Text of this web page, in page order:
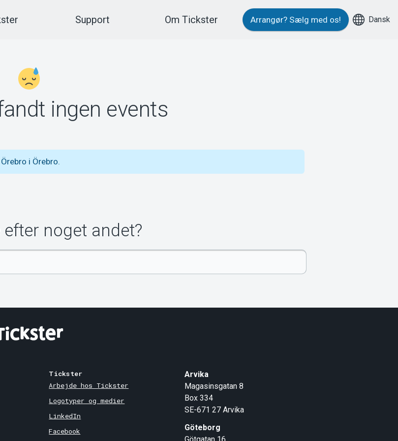
Support Om Tickster Arrangør? Sælg med os! Dansk
ingen events
i Örebro.
noget andet?
Tickster
Arbejde hos Tickster
Logotyper og medier
LinkedIn
Facebook
Arvika
Magasinsgatan 8
Box 334
SE-671 27 Arvika
Göteborg